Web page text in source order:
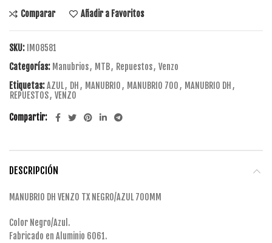
Comparar Añadir a Favoritos
SKU: IM08581
Categorías: Manubrios, MTB, Repuestos, Venzo
Etiquetas:AZUL, DH , MANUBRIO, MANUBRIO 700, MANUBRIO DH ,
REPUESTOS, VENZO
Compartir
DESCRIPCIÓN
MANUBRIO DH VENZO TX NEGRO/AZUL 700MM
Color Negro/Azul.
Fabricado en Aluminio 6061.